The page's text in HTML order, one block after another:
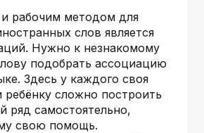
рабочим методом для
слов является
Нужно к незнакомому
подобрать ассоциацию
Здесь у каждого своя
ребёнку сложно построить
ряд самостоятельно,
свою помощь.